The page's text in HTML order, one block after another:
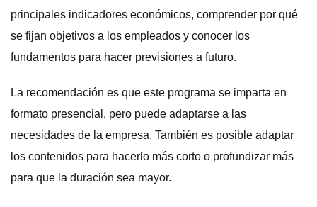
principales indicadores económicos, comprender por qué
se fijan objetivos a los empleados y conocer los
fundamentos para hacer previsiones a futuro.
La recomendación es que este programa se imparta en
formato presencial, pero puede adaptarse a las
necesidades de la empresa. También es posible adaptar
los contenidos para hacerlo más corto o profundizar más
para que la duración sea mayor.